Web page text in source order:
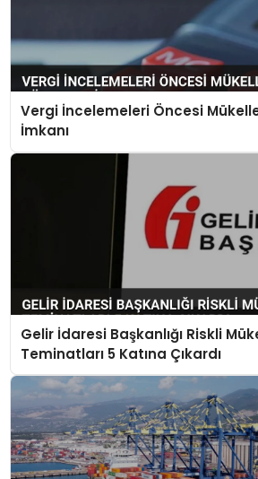
Vergi İncelemeleri Öncesi
İmkanı
Gelir İdaresi Başkanlığı Riskli
Teminatları 5 Katına Çıkardı